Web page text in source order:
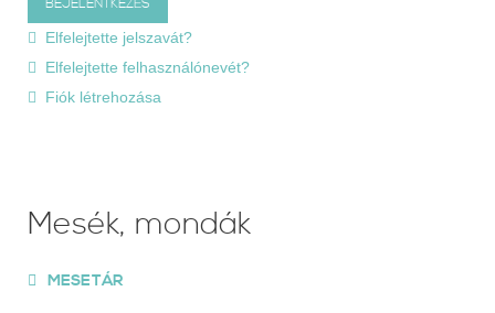
Elfelejtette jelszavát?
Elfelejtette felhasználónevét?
Fiók létrehozása
Mesék, mondák
MESETÁR